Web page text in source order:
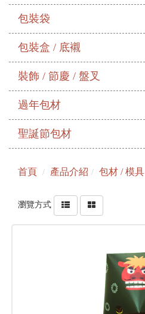
包裝袋
包裝盒 / 底襯
裝飾 / 節慶 / 盤叉
過年包材
聖誕節包材
首頁 產品介紹 包材 / 模具
瀏覽方式